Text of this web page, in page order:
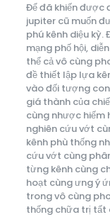
Để đã khiến được
jupiter cũ muốn
phú kênh diệu
mạng phố hội,
thể cả vô cùng
đề thiết lập lựa
vào đối tượng
giá thành của
cùng nhược hiếm
nghiên cứu vớt
kênh phù thống
cứu vớt cùng
từng kênh cùng
hoạt cùng ưng ý
trong vô cùng
thống chữa trị tất